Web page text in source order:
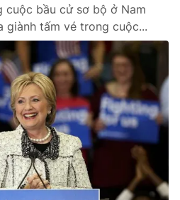
cuộc bầu cử sơ bộ ở Nam
giành tấm vé trong cuộc...